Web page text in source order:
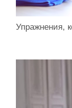
Упражнения,